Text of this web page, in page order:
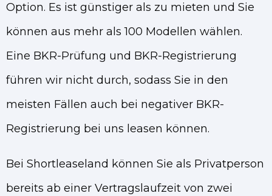
Option. Es ist günstiger als zu mieten und Sie
können aus mehr als 100 Modellen wählen.
Eine BKR-Prüfung und BKR-Registrierung
führen wir nicht durch, sodass Sie in den
meisten Fällen auch bei negativer BKR-
Registrierung bei uns leasen können.
Bei Shortleaseland können Sie als Privatperson
bereits ab einer Vertragslaufzeit von zwei